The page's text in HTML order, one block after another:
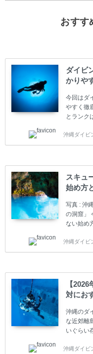
おすす
ダイビ
かりや
今回はダ
やすく徹
とランク
す。 ダイ
育機関も
ダイバー
動をして
トリーレ
スまでラ
体)によっ
容に違い
沖縄ダイビ
スキュ
始め方
写真 : 沖
の洞窟」
ない始め
やまだ始
スキュー
ててしま
ダイビ
うかもし
のリスク
危険な思
ダイビン
沖縄ダイビ
【
対にお
沖縄のダ
な近郊離
いぐらい
グスポッ
沖縄ダイビ